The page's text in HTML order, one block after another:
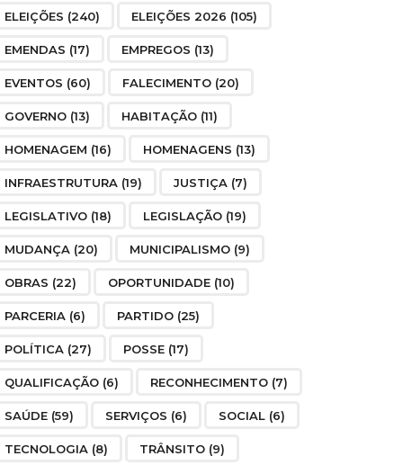
ELEIÇÕES (240) ELEIÇÕES 2026 (105)
EMENDAS (17) EMPREGOS (13)
EVENTOS (60) FALECIMENTO (20)
GOVERNO (13) HABITAÇÃO (11)
HOMENAGEM (16) HOMENAGENS (13)
INFRAESTRUTURA (19) JUSTIÇA (7)
LEGISLATIVO (18) LEGISLAÇÃO (19)
MUDANÇA (20) MUNICIPALISMO (9)
OBRAS (22) OPORTUNIDADE (10)
PARCERIA (6) PARTIDO (25)
POLÍTICA (27) POSSE (17)
QUALIFICAÇÃO (6) RECONHECIMENTO (7)
SAÚDE (59) SERVIÇOS (6) SOCIAL (6)
TECNOLOGIA (8) TRÂNSITO (9)